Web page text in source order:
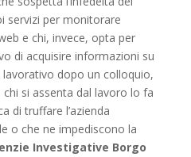
servizi per monitorare
e chi, invece, opta per
di acquisire informazioni su
dopo un colloquio,
si assenta dal lavoro lo fa
di truffare l’azienda
o che ne impediscono la
Investigative Borgo